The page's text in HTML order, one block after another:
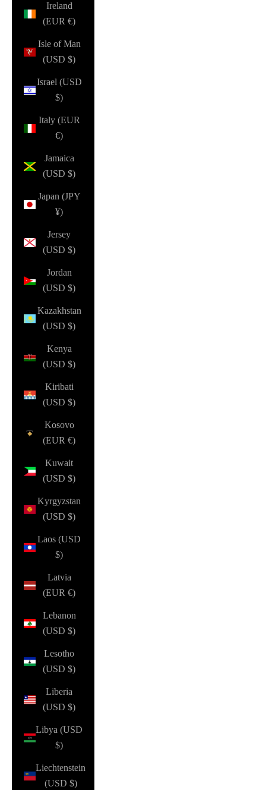
Ireland
(EUR €)
Isle of Man
(USD $)
Israel (USD
$)
Italy (EUR
€)
Jamaica
(USD $)
Japan (JPY
¥)
Jersey
(USD $)
Jordan
(USD $)
Kazakhstan
(USD $)
Kenya
(USD $)
Kiribati
(USD $)
Kosovo
(EUR €)
Kuwait
(USD $)
Kyrgyzstan
(USD $)
Laos (USD
$)
Latvia
(EUR €)
Lebanon
(USD $)
Lesotho
(USD $)
Liberia
(USD $)
Libya (USD
$)
Liechtenstein
(USD $)